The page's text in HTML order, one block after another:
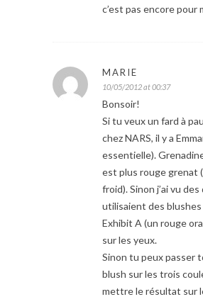
c’est pas encore pour
MARIE
10/05/2012 at 00:37
Bonsoir!
Si tu veux un fard à
chez NARS, il y a
essentielle).
est plus rouge grenat
froid). Sinon j’ai vu
utilisaient des blushes
Exhibit A (un rouge
sur les yeux.
Sinon tu peux passer
blush sur les trois
mettre le résultat sur